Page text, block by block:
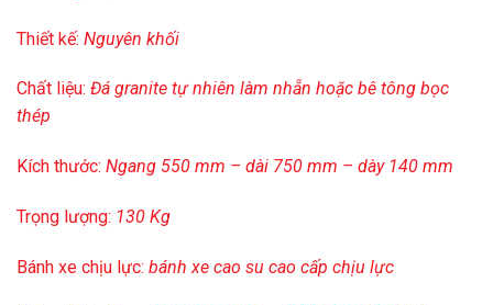
Thiết kế: Nguyên khối
Chất liệu: Đá granite tự nhiên làm nhẵn hoặc bê tông bọc
thép
Kích thước: Ngang 550 mm – dài 750 mm – dày 140 mm
Trọng lượng: 130 Kg
Bánh xe chịu lực: bánh xe cao su cao cấp chịu lực